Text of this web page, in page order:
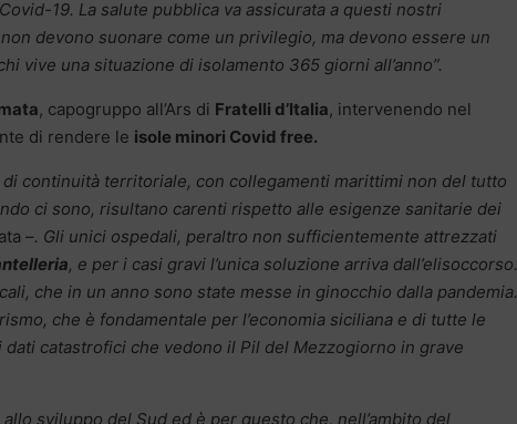
19. La salute pubblica va assicurata a questi nostri
devono suonare come un privilegio, ma devono essere un
vive una situazione di isolamento 365 giorni all’anno”.
, capogruppo all’Ars di Fratelli d’Italia, intervenendo nel
di rendere le isole minori Covid free.
continuità territoriale, con collegamenti marittimi non del tutto
ci sono, risultano carenti rispetto alle esigenze sanitarie dei
–. Gli unici ospedali, peraltro non sufficientemente attrezzati
, e per i casi gravi l’unica soluzione arriva dall’elisoccorso.
che in un anno sono state messe in ginocchio dalla pandemia.
che è fondamentale per l’economia siciliana e di tutte le
catastrofici che vedono il Pil del Mezzogiorno in grave
sviluppo del Sud ed è per questo che, nell’ambito del